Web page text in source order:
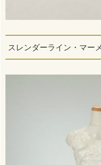
スレンダーライン・マー